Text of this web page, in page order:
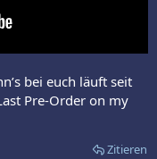
bei euch läuft seit
Pre-Order on my
Zitieren